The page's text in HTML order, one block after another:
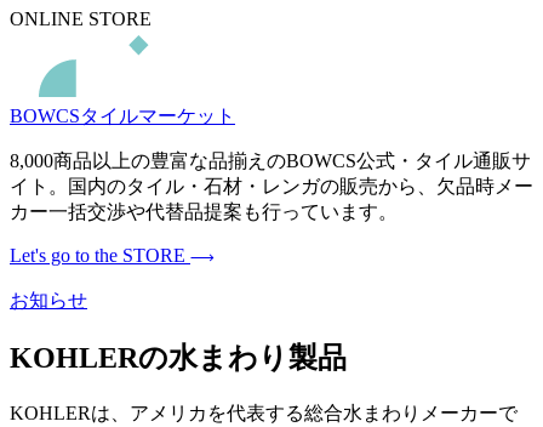
ONLINE STORE
BOWCSタイルマーケット
8,000商品以上の豊富な品揃えのBOWCS公式・タイル通販サ
イト。国内のタイル・石材・レンガの販売から、欠品時メー
カー一括交渉や代替品提案も行っています。
Let's go to the STORE
お知らせ
KOHLERの水まわり製品
KOHLERは、アメリカを代表する総合水まわりメーカーで